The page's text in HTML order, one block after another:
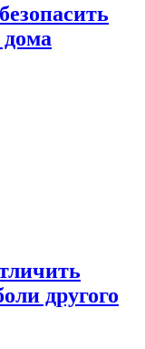
дома
другого